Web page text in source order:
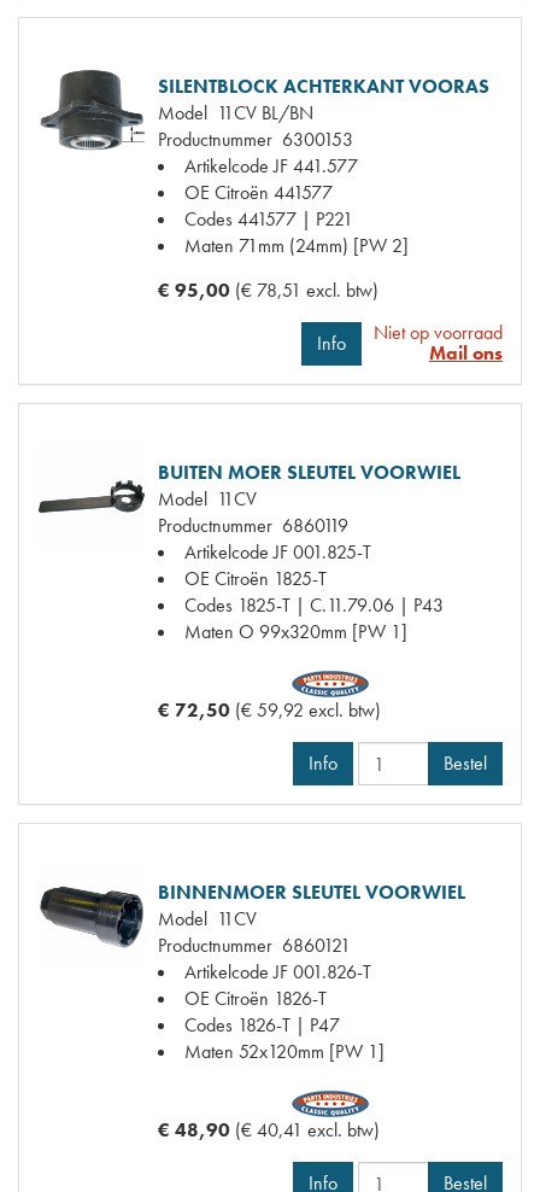
SILENTBLOCK ACHTERKANT VOORAS
Model 11CV BL/BN
Productnummer 6300153
Artikelcode JF441.577
OE Citroën 441577
Codes441577 | P221
Maten 71mm (24mm) [PW 2]
€ 95,00 (€ 78,51 excl. btw)
Info
Niet op voorraad
Mail ons
BUITEN MOER SLEUTEL VOORWIEL
Model 11CV
Productnummer 6860119
Artikelcode JF001.825-T
OE Citroën 1825-T
Codes 1825-T | C.11.79.06 | P43
Maten O 99x320mm [PW 1]
€ 72,50 (€ 59,92 excl. btw)
Info Bestel
BINNENMOER SLEUTEL VOORWIEL
Model 11CV
Productnummer 6860121
Artikelcode JF001.826-T
OE Citroën 1826-T
Codes 1826-T | P47
Maten 52x120mm [PW 1]
€ 48,90 (€ 40,41 excl. btw)
Info Bestel